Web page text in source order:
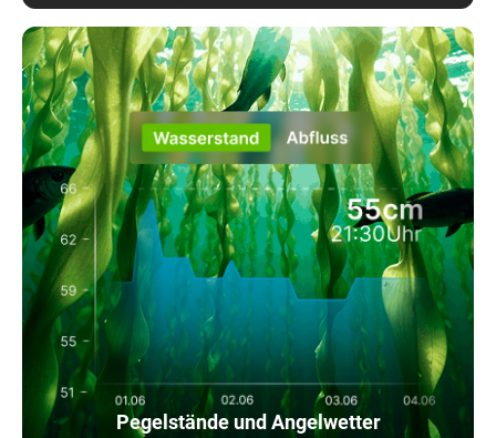
Pegelstände und Angelwetter